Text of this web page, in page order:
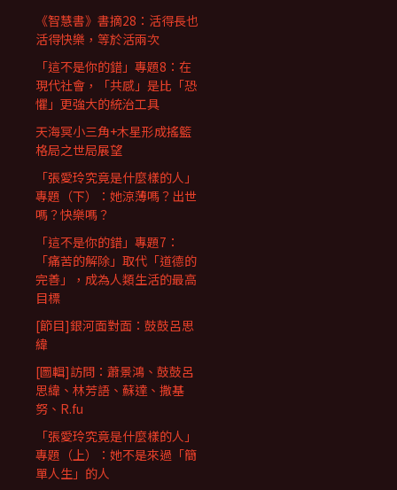
《智慧書》書摘28：活得長也
活得快樂，等於活兩次
「這不是你的錯」專題8：在
現代社會，「共感」是比「恐
懼」更強大的統治工具
天海冥小三角+木星形成搖籃
格局之世局展望
「張愛玲究竟是什麼樣的人」
專題（下）：她涼薄嗎？出世
嗎？快樂嗎？
「這不是你的錯」專題7：
「痛苦的解除」取代「道德的
完善」，成為人類生活的最高
目標
[節目]銀河面對面：鼓鼓呂思
緯
[圖輯]訪問：蕭景鴻、鼓鼓呂
思緯、林芳語、蘇達、撒基
努、R.fu
「張愛玲究竟是什麼樣的人」
專題（上）：她不是來過「簡
單人生」的人